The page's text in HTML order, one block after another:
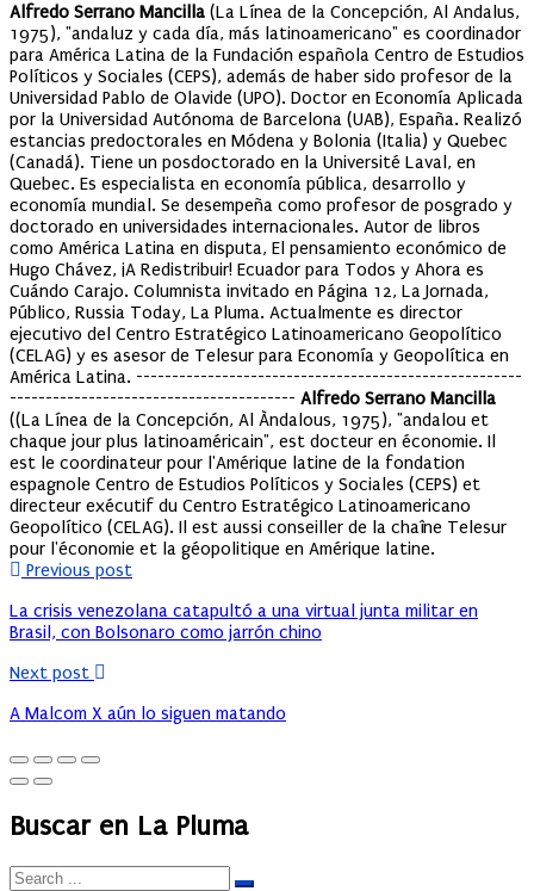
Alfredo Serrano Mancilla (La Línea de la Concepción, Al Andalus,
1975), "andaluz y cada día, más latinoamericano" es coordinador
para América Latina de la Fundación española Centro de Estudios
Políticos y Sociales (CEPS), además de haber sido profesor de la
Universidad Pablo de Olavide (UPO). Doctor en Economía Aplicada
por la Universidad Autónoma de Barcelona (UAB), España. Realizó
estancias predoctorales en Módena y Bolonia (Italia) y Quebec
(Canadá). Tiene un posdoctorado en la Université Laval, en
Quebec. Es especialista en economía pública, desarrollo y
economía mundial. Se desempeña como profesor de posgrado y
doctorado en universidades internacionales. Autor de libros
como América Latina en disputa, El pensamiento económico de
Hugo Chávez, ¡A Redistribuir! Ecuador para Todos y Ahora es
Cuándo Carajo. Columnista invitado en Página 12, La Jornada,
Público, Russia Today, La Pluma. Actualmente es director
ejecutivo del Centro Estratégico Latinoamericano Geopolítico
(CELAG) y es asesor de Telesur para Economía y Geopolítica en
América Latina. ------------------------------------------------------
---------------------------------------- Alfredo Serrano Mancilla
((La Línea de la Concepción, Al Àndalous, 1975), "andalou et
chaque jour plus latinoaméricain", est docteur en économie. Il
est le coordinateur pour l'Amérique latine de la fondation
espagnole Centro de Estudios Políticos y Sociales (CEPS) et
directeur exécutif du Centro Estratégico Latinoamericano
Geopolítico (CELAG). Il est aussi conseiller de la chaîne Telesur
pour l'économie et la géopolitique en Amérique latine.
Previous post
La crisis venezolana catapultó a una virtual junta militar en
Brasil, con Bolsonaro como jarrón chino
Next post
A Malcom X aún lo siguen matando
Buscar en La Pluma